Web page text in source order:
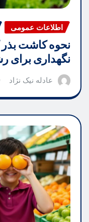
اطلاعات عمومی
نحوه کاشت بذر
نگهداری برای
عادله نیک نژاد